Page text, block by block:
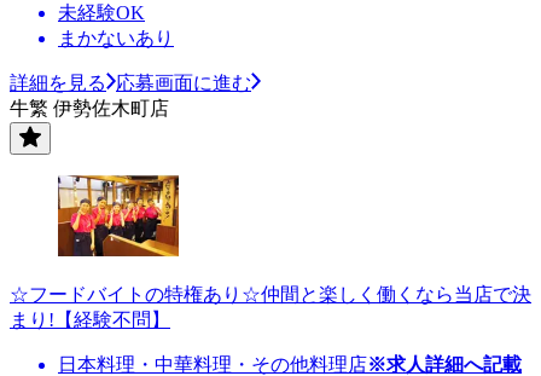
未経験OK
まかないあり
詳細を見る
応募画面に進む
牛繁 伊勢佐木町店
☆フードバイトの特権あり☆仲間と楽しく働くなら当店で決
まり!【経験不問】
日本料理・中華料理・その他料理店※求人詳細へ記載